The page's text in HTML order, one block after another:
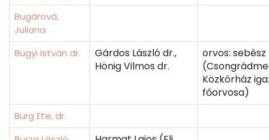
Bugárová,
Juliana
Bugyi István dr.
Gárdos László dr.,
Hönig Vilmos dr.
orvos: sebész
Közkórház
főorvosa)
Burg Ete, dr.